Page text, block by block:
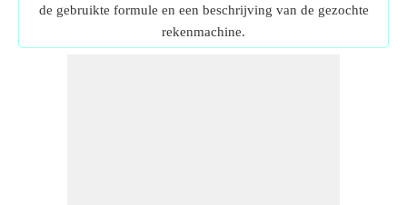
de gebruikte formule en een beschrijving van de gezochte
rekenmachine.